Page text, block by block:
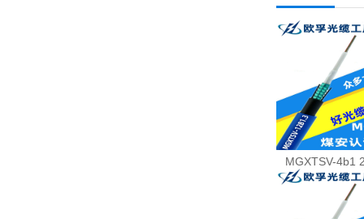
MGXTSV-4b1